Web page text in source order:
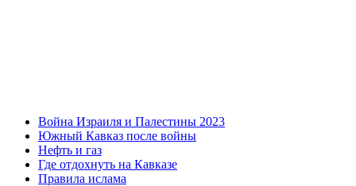
Война Израиля и Палестины 2023
Южный Кавказ после войны
Нефть и газ
Где отдохнуть на Кавказе
Правила ислама